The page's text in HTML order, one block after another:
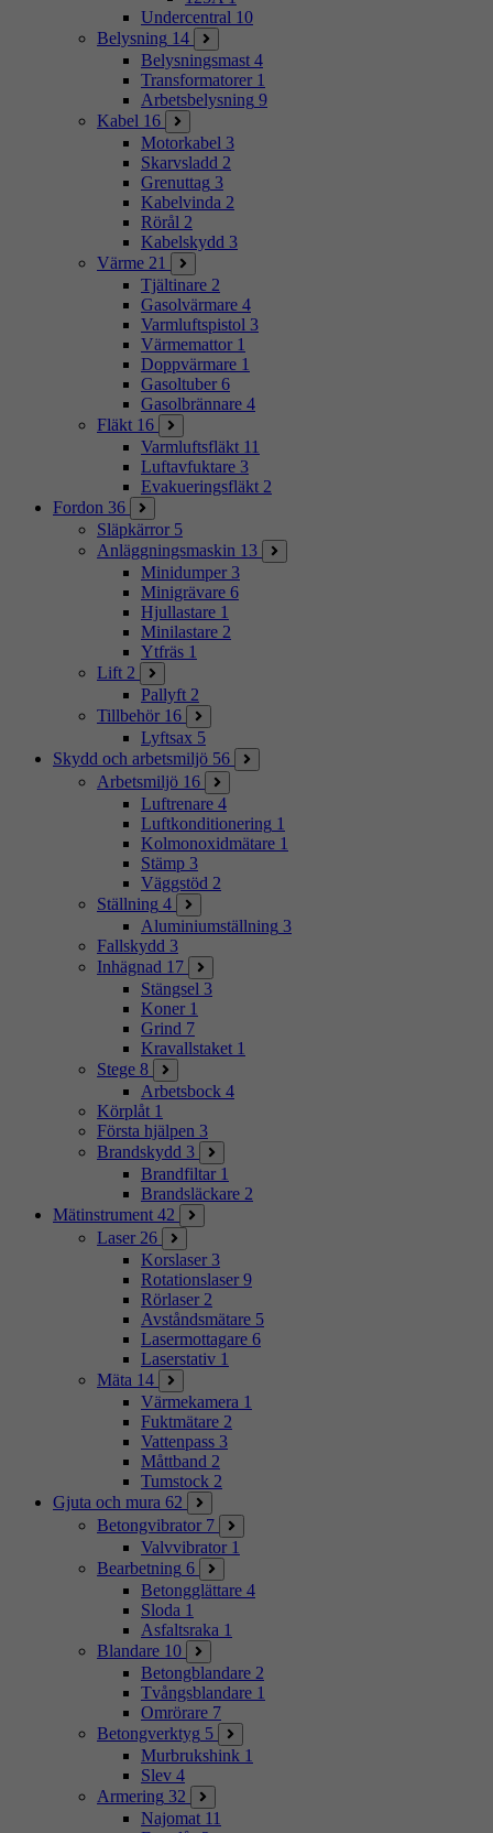
Undercentral 10
Belysning 14
Belysningsmast 4
Transformatorer 1
Arbetsbelysning 9
Kabel 16
Motorkabel 3
Skarvsladd 2
Grenuttag 3
Kabelvinda 2
Rörål 2
Kabelskydd 3
Värme 21
Tjältinare 2
Gasolvärmare 4
Varmluftspistol 3
Värmemattor 1
Doppvärmare 1
Gasoltuber 6
Gasolbrännare 4
Fläkt 16
Varmluftsfläkt 11
Luftavfuktare 3
Evakueringsfläkt 2
Fordon 36
Släpkärror 5
Anläggningsmaskin 13
Minidumper 3
Minigrävare 6
Hjullastare 1
Minilastare 2
Ytfräs 1
Lift 2
Pallyft 2
Tillbehör 16
Lyftsax 5
Skydd och arbetsmiljö 56
Arbetsmiljö 16
Luftrenare 4
Luftkonditionering 1
Kolmonoxidmätare 1
Stämp 3
Väggstöd 2
Ställning 4
Aluminiumställning 3
Fallskydd 3
Inhägnad 17
Stängsel 3
Koner 1
Grind 7
Kravallstaket 1
Stege 8
Arbetsbock 4
Körplåt 1
Första hjälpen 3
Brandskydd 3
Brandfiltar 1
Brandsläckare 2
Mätinstrument 42
Laser 26
Korslaser 3
Rotationslaser 9
Rörlaser 2
Avståndsmätare 5
Lasermottagare 6
Laserstativ 1
Mäta 14
Värmekamera 1
Fuktmätare 2
Vattenpass 3
Måttband 2
Tumstock 2
Gjuta och mura 62
Betongvibrator 7
Valvvibrator 1
Bearbetning 6
Betongglättare 4
Sloda 1
Asfaltsraka 1
Blandare 10
Betongblandare 2
Tvångsblandare 1
Omrörare 7
Betongverktyg 5
Murbrukshink 1
Slev 4
Armering 32
Najomat 11